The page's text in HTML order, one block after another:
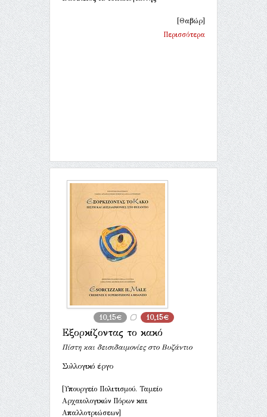
[Θαβώρ]
Περισσότερα
10,15€ 10,15€
Εξορκίζοντας το κακό
Πίστη και δεισιδαιμονίες στο Βυζάντιο
Συλλογικό έργο
[Υπουργείο Πολιτισμού. Ταμείο
Αρχαιολογικών Πόρων και
Απαλλοτριώσεων]